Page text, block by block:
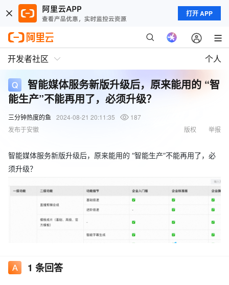
打开 APP
开发者社区 个人
智能媒体服务新版升级后，原来能用的 “智
能生产”不能再用了，必须升级？
三分钟热度的鱼 2024-08-21 20:11:35
187
发布于安徽
举报
版权
智能媒体服务新版升级后，原来能用的 “智能生产”不能再用了，必
须升级？
1 条回答